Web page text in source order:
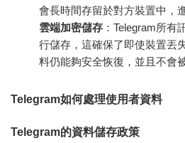
會長時間存留於對方裝置中，
雲端加密儲存 ：Telegram所有
行儲存，這確保了即使裝置丟
料仍能夠安全恢復，並且不會
Telegram如何處理使用者資料
Telegram的資料儲存政策